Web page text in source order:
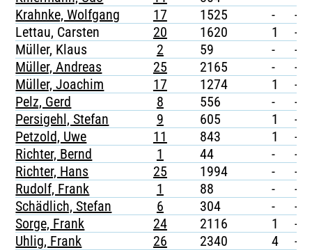
Krahnke, Wolfgang
17 1525 -
-
Lettau, Carsten
20 1620 1
-
Müller, Klaus
2 59 -
-
Müller, Andreas
25 2165 -
-
Müller, Joachim
17 1274 1
-
Pelz, Gerd
8 556 -
-
Persigehl, Stefan
9 605 1
-
Petzold, Uwe
11 843 1
-
Richter, Bernd
1 44 -
-
Richter, Hans
25 1994 -
-
Rudolf, Frank
1 88 -
-
Schädlich, Stefan
6 304 -
-
Sorge, Frank
24 2116 1
-
Uhlig, Frank
26 2340 4 -